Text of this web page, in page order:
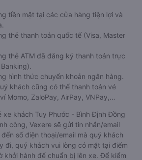
tiền mặt tại các cửa hàng tiện lợi và
thẻ thanh toán quốc tế (Visa, Master
thẻ ATM đã đăng ký thanh toán trực
hình thức chuyển khoản ngân hàng.
khách cũng có thể thanh toán vé
Momo, ZaloPay, AirPay, VNPay,…
xe khách Tuy Phước - Bình Định Đồng
công, Vexere sẽ gửi tin nhắn/email
số điện thoại/email mà quý khách
đi, quý khách vui lòng có mặt tại điểm
khởi hành để chuẩn bị lên xe. Để kiểm